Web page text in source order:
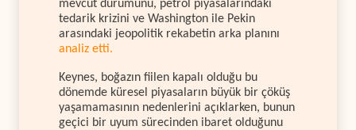
mevcut durumunu, petrol piyasalarındaki
tedarik krizini ve Washington ile Pekin
arasındaki jeopolitik rekabetin arka planını
analiz etti.
Keynes, boğazın fiilen kapalı olduğu bu
dönemde küresel piyasaların büyük bir çöküş
yaşamamasının nedenlerini açıklarken, bunun
geçici bir uyum sürecinden ibaret olduğunu